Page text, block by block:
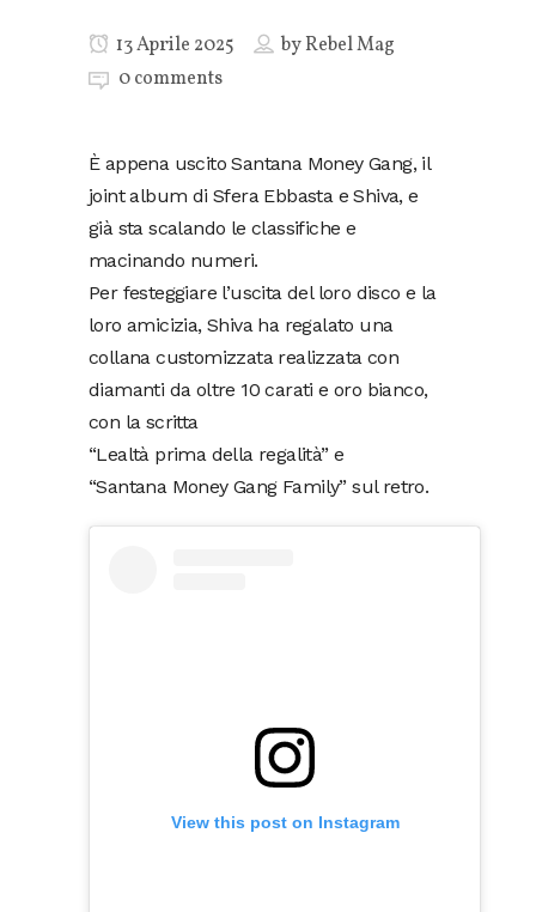
13 Aprile 2025 byRebel Mag
0 comments
È appena uscito Santana Money Gang, il
joint album di Sfera Ebbasta e Shiva, e
già sta scalando le classifiche e
macinando numeri.
Per festeggiare l’uscita del loro disco e la
loro amicizia, Shiva ha regalato una
collana customizzata realizzata con
diamanti da oltre 10 carati e oro bianco,
con la scritta
“Lealtà prima della regalità” e
“Santana Money Gang Family” sul retro.
View this post on Instagram